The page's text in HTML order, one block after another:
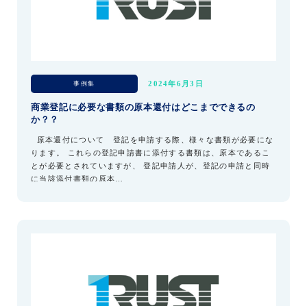
商業登記に必要な書類の原本還付はどこまでできるの
か？？
事例集 2024年6月3日
原本還付について 登記を申請する際、様々な書類が必要にな
ります。 これらの登記申請書に添付する書類は、原本であるこ
とが必要とされていますが、 登記申請人が、登記の申請と同時
に当該添付書類の原本…